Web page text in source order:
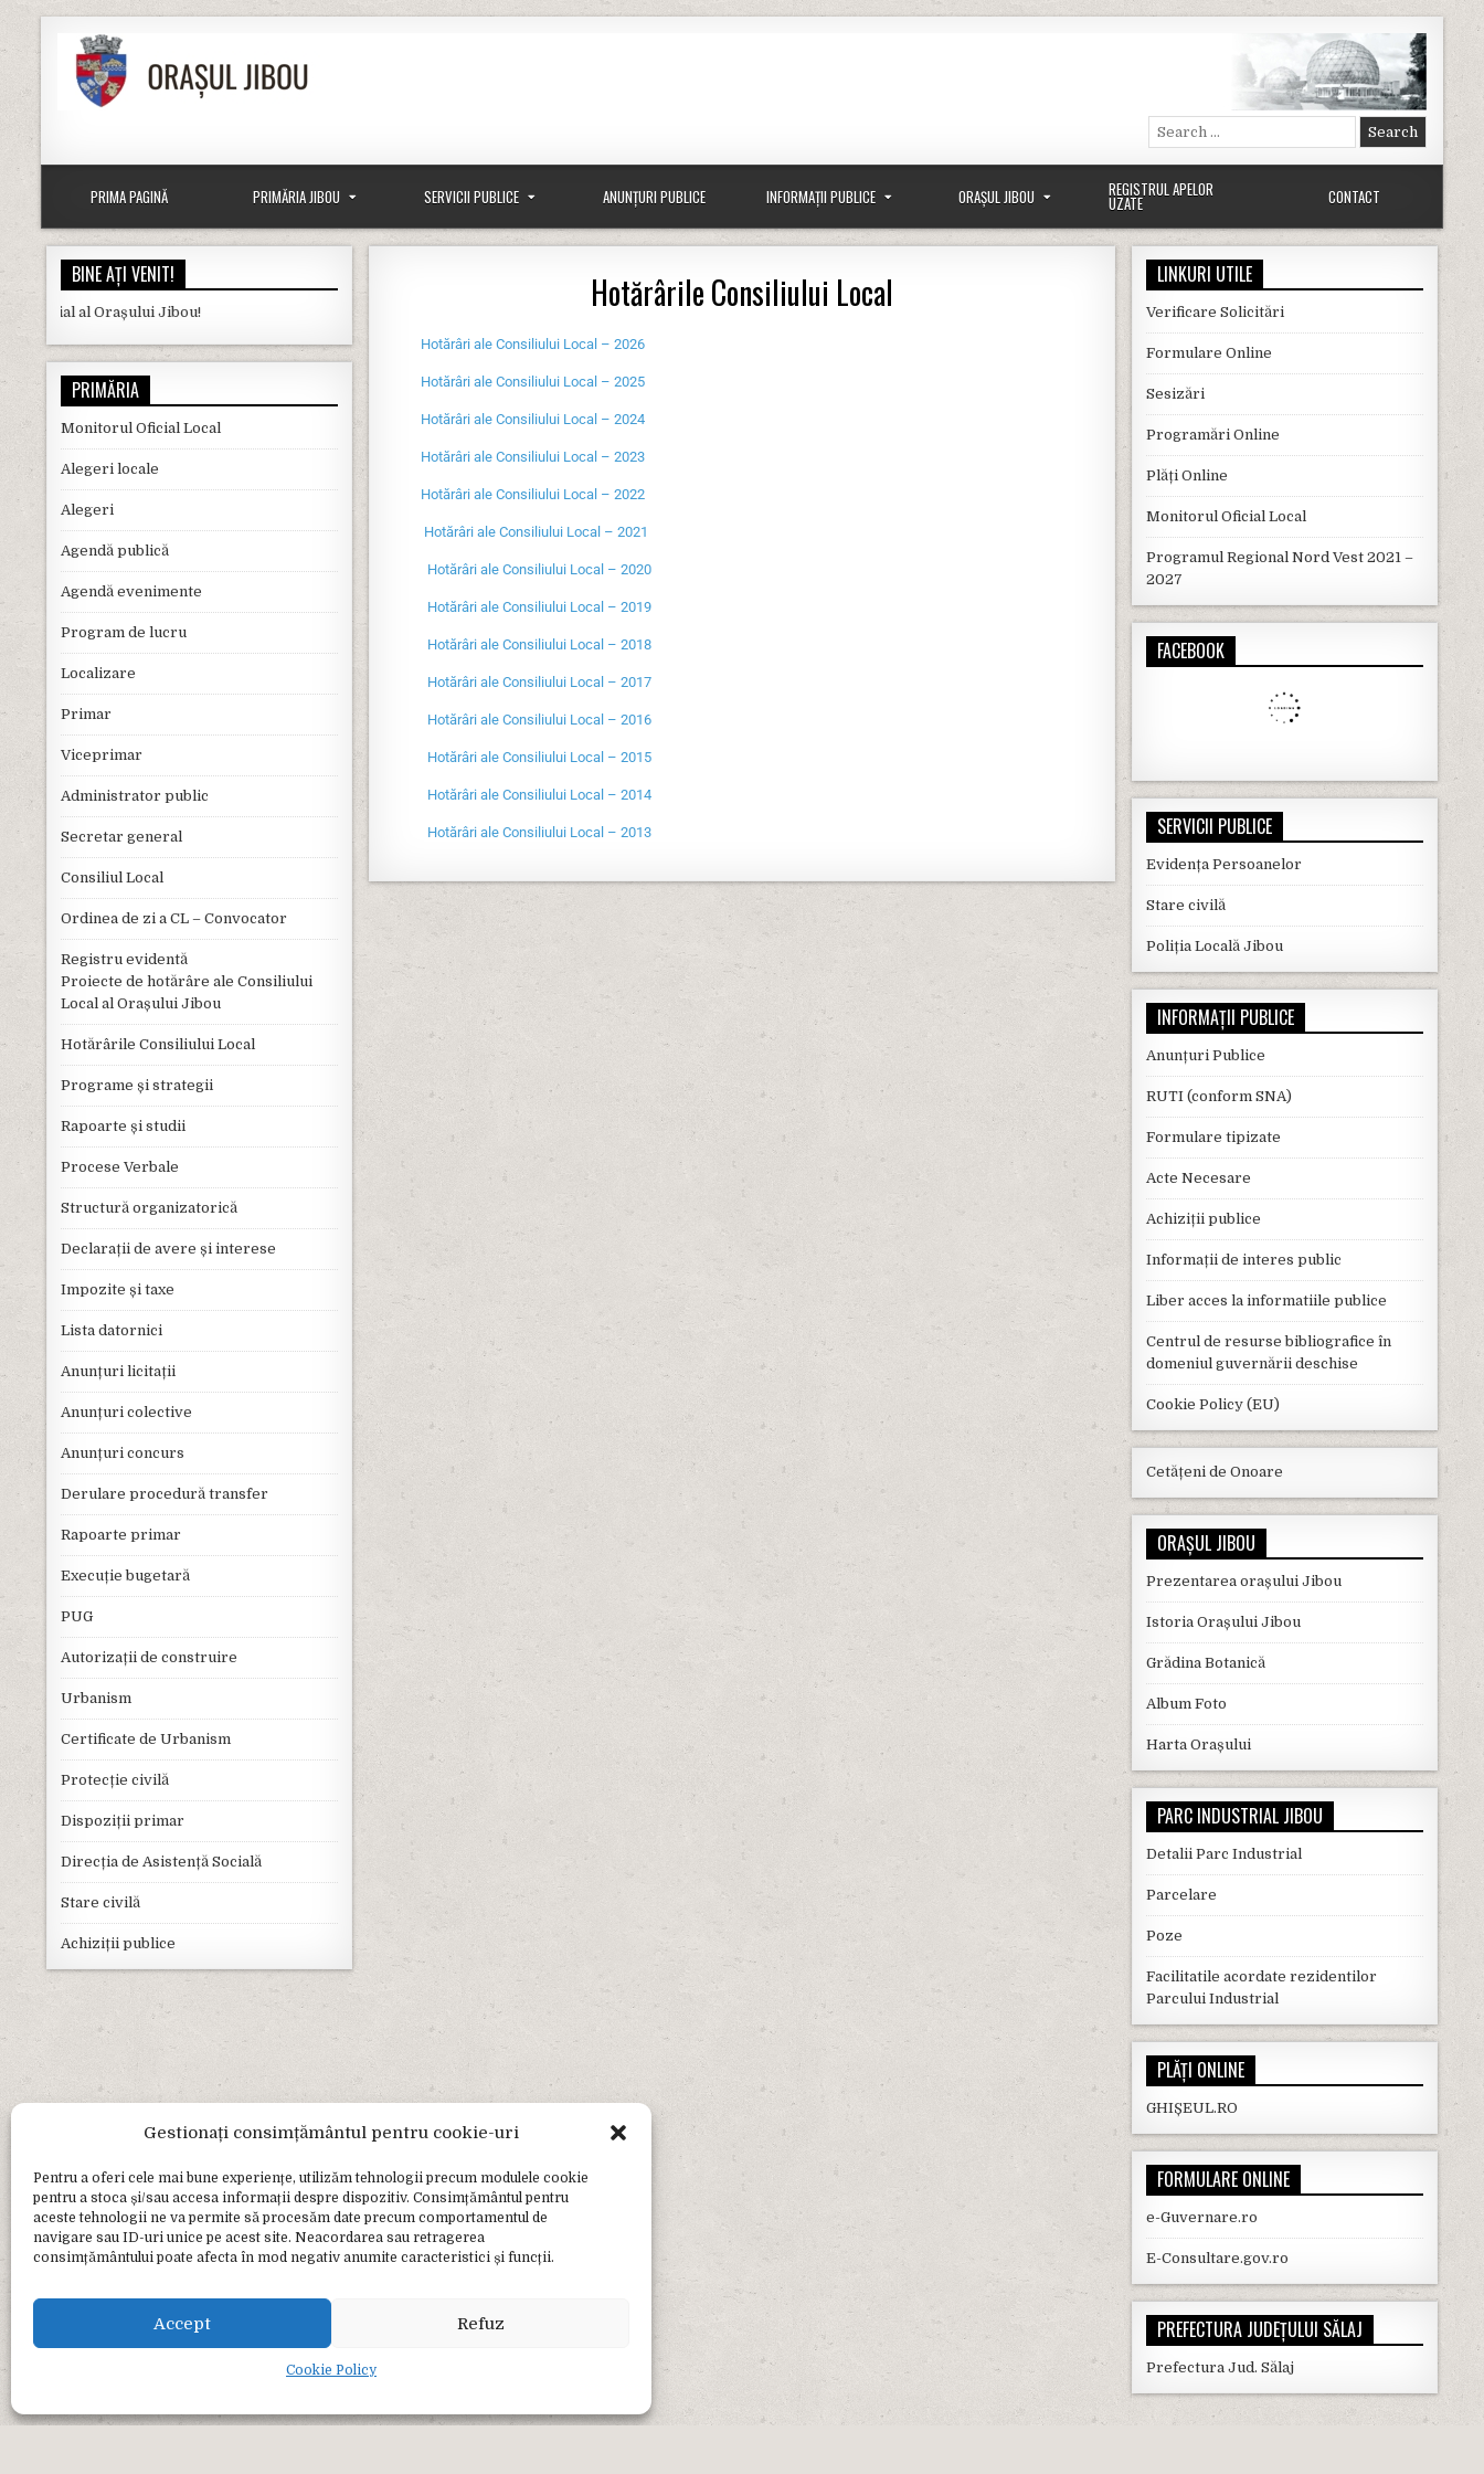
Gestionați consimțământul pentru cookie-uri
Pentru a oferi cele mai bune experiențe, utilizăm tehnologii precum modulele cookie
pentru a stoca și/sau accesa informații despre dispozitiv. Consimțământul pentru
aceste tehnologii ne va permite să procesăm date precum comportamentul de
navigare sau ID-uri unice pe acest site. Neacordarea sau retragerea
consimțământului poate afecta în mod negativ anumite caracteristici și funcții.
Accept Refuz
Cookie Policy
Search for:
PRIMA PAGINĂ PRIMĂRIA JIBOU SERVICII PUBLICE ANUNȚURI PUBLICE INFORMAȚII PUBLICE ORAȘUL JIBOU REGISTRUL APELOR
UZATE CONTACT
Hotărârile Consiliului Local
Hotărâri ale Consiliului Local – 2026
Hotărâri ale Consiliului Local – 2025
Hotărâri ale Consiliului Local – 2024
Hotărâri ale Consiliului Local – 2023
Hotărâri ale Consiliului Local – 2022
Hotărâri ale Consiliului Local – 2021
Hotărâri ale Consiliului Local – 2020
Hotărâri ale Consiliului Local – 2019
Hotărâri ale Consiliului Local – 2018
Hotărâri ale Consiliului Local – 2017
Hotărâri ale Consiliului Local – 2016
Hotărâri ale Consiliului Local – 2015
Hotărâri ale Consiliului Local – 2014
Hotărâri ale Consiliului Local – 2013
BINE AȚI VENIT!
al Orașului Jibou!
PRIMĂRIA
Monitorul Oficial Local
Alegeri locale
Alegeri
Agendă publică
Agendă evenimente
Program de lucru
Localizare
Primar
Viceprimar
Administrator public
Secretar general
Consiliul Local
Ordinea de zi a CL – Convocator
Registru evidentă
Proiecte de hotărâre ale Consiliului
Local al Orașului Jibou
Hotărârile Consiliului Local
Programe și strategii
Rapoarte și studii
Procese Verbale
Structură organizatorică
Declarații de avere și interese
Impozite și taxe
Lista datornici
Anunțuri licitații
Anunțuri colective
Anunțuri concurs
Derulare procedură transfer
Rapoarte primar
Execuție bugetară
PUG
Autorizații de construire
Urbanism
Certificate de Urbanism
Protecție civilă
Dispoziții primar
Direcția de Asistență Socială
Stare civilă
Achiziții publice
LINKURI UTILE
Verificare Solicitări
Formulare Online
Sesizări
Programări Online
Plăți Online
Monitorul Oficial Local
Programul Regional Nord Vest 2021 –
2027
FACEBOOK
SERVICII PUBLICE
Evidența Persoanelor
Stare civilă
Poliția Locală Jibou
INFORMAȚII PUBLICE
Anunțuri Publice
RUTI (conform SNA)
Formulare tipizate
Acte Necesare
Achiziții publice
Informații de interes public
Liber acces la informatiile publice
Centrul de resurse bibliografice în
domeniul guvernării deschise
Cookie Policy (EU)
Cetățeni de Onoare
ORAȘUL JIBOU
Prezentarea orașului Jibou
Istoria Orașului Jibou
Grădina Botanică
Album Foto
Harta Orașului
PARC INDUSTRIAL JIBOU
Detalii Parc Industrial
Parcelare
Poze
Facilitatile acordate rezidentilor
Parcului Industrial
PLĂȚI ONLINE
GHIȘEUL.RO
FORMULARE ONLINE
e-Guvernare.ro
E-Consultare.gov.ro
PREFECTURA JUDEȚULUI SĂLAJ
Prefectura Jud. Sălaj